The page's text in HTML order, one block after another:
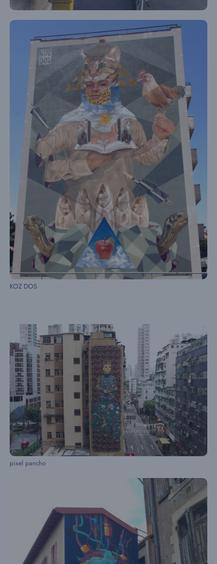
KOZ DOS
pixel pancho